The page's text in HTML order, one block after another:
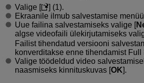
Valige [
] (1).
Ekraanile ilmub salvestamise
Uue failina salvestamiseks valige [
algse videofaili ülekirjutamiseks
Failist tihendatud versiooni
konverditakse enne tihendamist
Valige töödeldud video
naasmiseks kinnituskuvas [OK].